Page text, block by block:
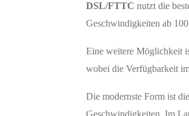
DSL/FTTC nutzt die
Geschwindigkeiten ab
Eine weitere Möglichkeit
wobei die Verfügbarkeit
Die modernste Form ist